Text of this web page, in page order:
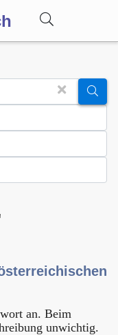
an. Beim
unwichtig.